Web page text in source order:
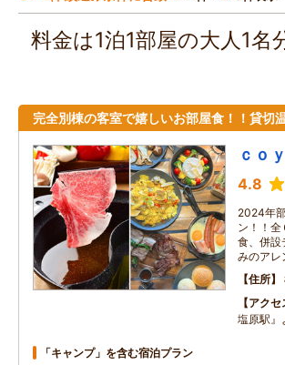
料金は1泊1部屋の大人1
完全別棟の客室で嬉しいお部屋食！！貸切
ｃｏ
4.8
2024年
ン！！
食、併設
みのアレ
住所
アクセ
塩原駅』
「キャンプ」を含む宿泊プラン